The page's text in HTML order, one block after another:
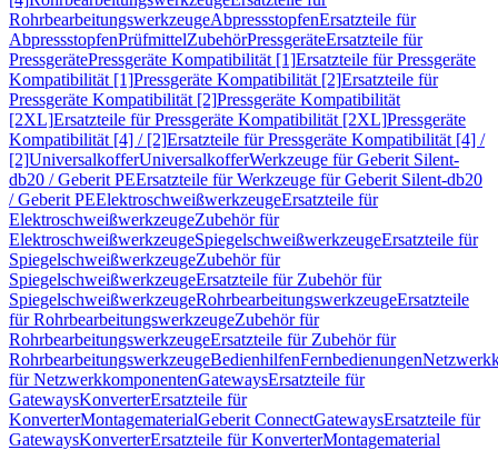
RohrbearbeitungswerkzeugeAbpressstopfenErsatzteile für
AbpressstopfenPrüfmittelZubehörPressgeräteErsatzteile für
PressgerätePressgeräte Kompatibilität [1]Ersatzteile für Pressgeräte
Kompatibilität [1]Pressgeräte Kompatibilität [2]Ersatzteile für
Pressgeräte Kompatibilität [2]Pressgeräte Kompatibilität
[2XL]Ersatzteile für Pressgeräte Kompatibilität [2XL]Pressgeräte
Kompatibilität [4] / [2]Ersatzteile für Pressgeräte Kompatibilität [4] /
[2]UniversalkofferUniversalkofferWerkzeuge für Geberit Silent-
db20 / Geberit PEErsatzteile für Werkzeuge für Geberit Silent-db20
/ Geberit PEElektroschweißwerkzeugeErsatzteile für
ElektroschweißwerkzeugeZubehör für
ElektroschweißwerkzeugeSpiegelschweißwerkzeugeErsatzteile für
SpiegelschweißwerkzeugeZubehör für
SpiegelschweißwerkzeugeErsatzteile für Zubehör für
SpiegelschweißwerkzeugeRohrbearbeitungswerkzeugeErsatzteile
für RohrbearbeitungswerkzeugeZubehör für
RohrbearbeitungswerkzeugeErsatzteile für Zubehör für
RohrbearbeitungswerkzeugeBedienhilfenFernbedienungen
für NetzwerkkomponentenGatewaysErsatzteile für
GatewaysKonverterErsatzteile für
KonverterMontagematerialGeberit ConnectGatewaysErsatzteile für
GatewaysKonverterErsatzteile für KonverterMontagematerial